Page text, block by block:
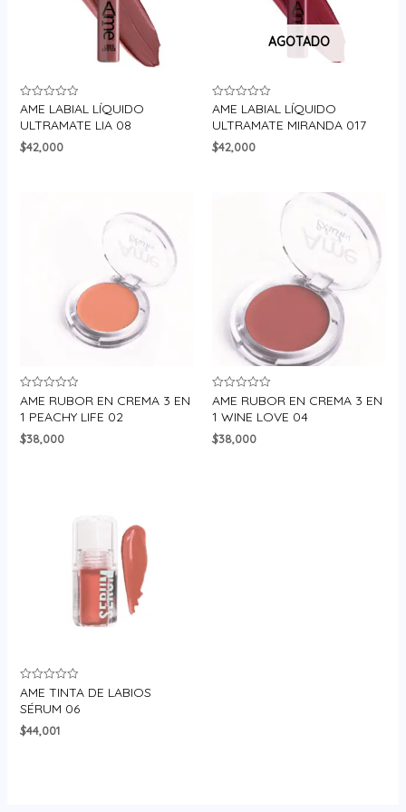
Valorado
0
de
5
AME LABIAL LÍQUIDO
ULTRAMATE LIA 08
$42,000
AGOTADO
Valorado
0
de
5
AME LABIAL LÍQUIDO
ULTRAMATE MIRANDA 017
$42,000
Valorado
0
de
5
AME RUBOR EN CREMA 3 EN
1 PEACHY LIFE 02
$38,000
Valorado
0
de
5
AME RUBOR EN CREMA 3 EN
1 WINE LOVE 04
$38,000
Valorado
0
de
5
AME TINTA DE LABIOS
SÉRUM 06
$44,001